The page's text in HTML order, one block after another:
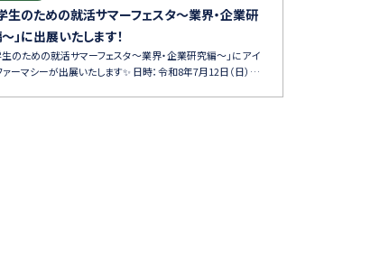
生のための就活サマーフェスタ～業界・企業研
」に出展いたします！
生のための就活サマーフェスタ～業界・企業研究編～」にアイ
ァーマシーが出展いたします✨ 日時：令和8年7月12日（日）…